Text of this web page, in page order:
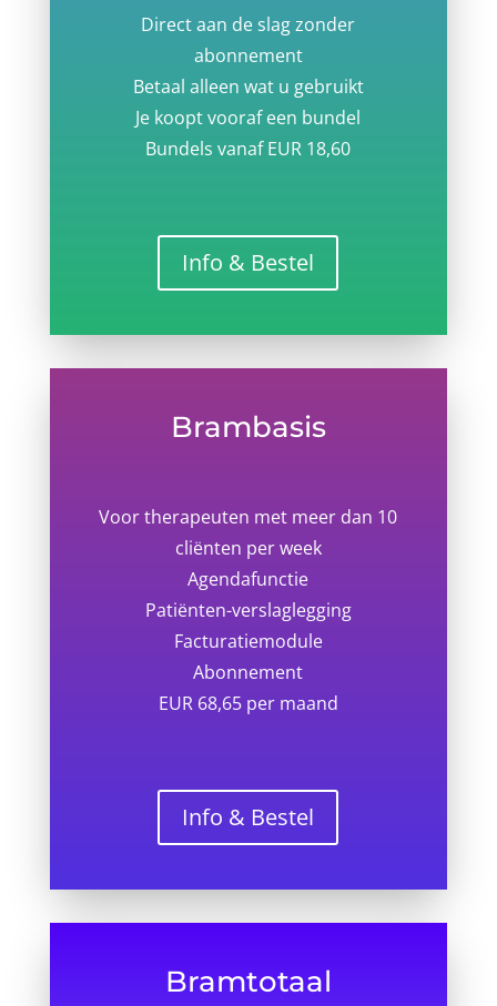
Direct aan de slag zonder
abonnement
Betaal alleen wat u gebruikt
Je koopt vooraf een bundel
Bundels vanaf EUR 18,60
Info & Bestel
Brambasis
Voor therapeuten met meer dan 10
cliënten per week
Agendafunctie
Patiënten-verslaglegging
Facturatiemodule
Abonnement
EUR 68,65 per maand
Info & Bestel
Bramtotaal